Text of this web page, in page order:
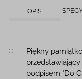
OPIS
OpisPiękny
podpisem "Do